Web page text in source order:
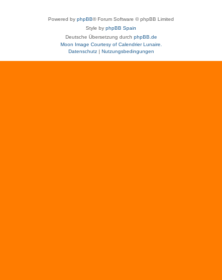
Powered by phpBB® Forum Software © phpBB Limited
Style by phpBB Spain
Deutsche Übersetzung durch phpBB.de
Moon Image Courtesy of Calendrier Lunaire.
Datenschutz| Nutzungsbedingungen